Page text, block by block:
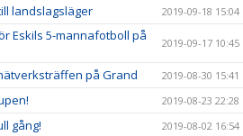
landslagsläger 2019-09-18 15:04
Eskils 5-mannafotboll på
2019-09-17 10:45
på Grand 2019-08-30 15:41
2019-08-23 22:28
gång! 2019-08-02 16:54